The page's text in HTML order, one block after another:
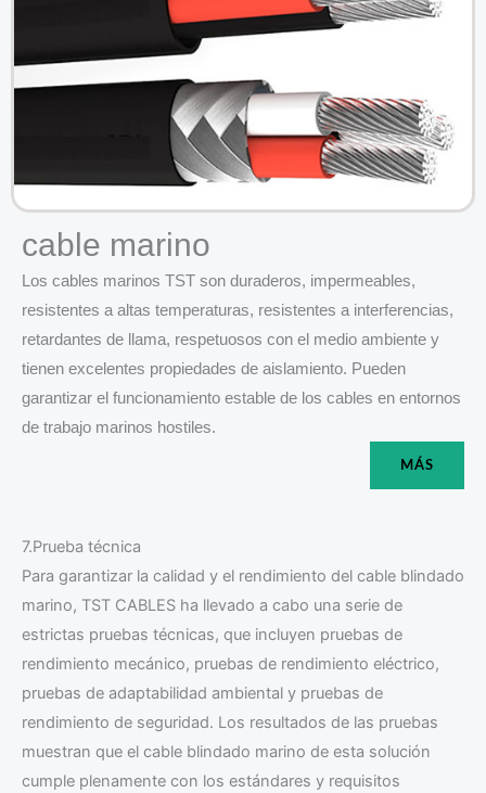
cable marino
Los cables marinos TST son duraderos, impermeables,
resistentes a altas temperaturas, resistentes a interferencias,
retardantes de llama, respetuosos con el medio ambiente y
tienen excelentes propiedades de aislamiento. Pueden
garantizar el funcionamiento estable de los cables en entornos
de trabajo marinos hostiles.
MÁS
7.Prueba técnica
Para garantizar la calidad y el rendimiento del cable blindado
marino, TST CABLES ha llevado a cabo una serie de
estrictas pruebas técnicas, que incluyen pruebas de
rendimiento mecánico, pruebas de rendimiento eléctrico,
pruebas de adaptabilidad ambiental y pruebas de
rendimiento de seguridad. Los resultados de las pruebas
muestran que el cable blindado marino de esta solución
cumple plenamente con los estándares y requisitos